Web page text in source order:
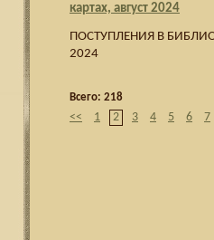
картах, август 2024
ПОСТУПЛЕНИЯ В
2024
Всего: 218
<< 1 2 3 4 5 6 7